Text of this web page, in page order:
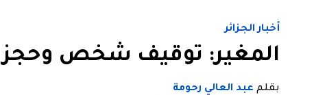
أخبار الجزائر
المغير: توقيف شخص وحجز 23 ألف قرص مهلوس
بقلم عبد العالي رحومة